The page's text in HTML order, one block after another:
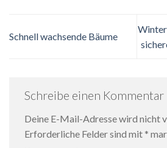
Schnell wachsende Bäume
Schreibe einen Kommentar
Deine E-Mail-Adresse wird nicht
Erforderliche Felder sind mit *